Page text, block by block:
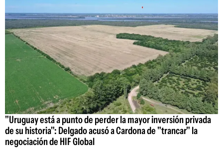
"Uruguay está a punto de perder la mayor inversión privada
de su historia": Delgado acusó a Cardona de "trancar" la
negociación de HIF Global